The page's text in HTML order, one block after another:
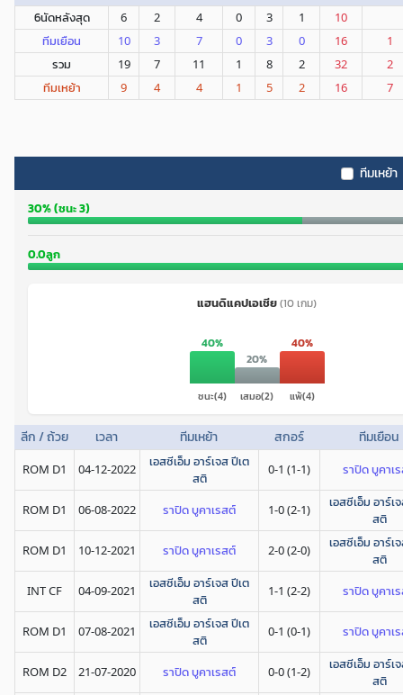
6นัดหลังสุด 6 2 4 0 3 1 10
ทีมเยือน 10 3 7 0 3 0 16 1
รวม 19 7 11 1 8 2 32 2
ทีมเหย้า 9 4 4 1 5 2 16 7
ทีมเหย้า
30% (ชนะ 3)
0.0ลูก
แฮนดิแคปเอเชีย(10 เกม)
40%
ชนะ(4)
20%
เสมอ(2)
40%
แพ้(4)
ลีก / ถ้วย เวลา ทีมเหย้า สกอร์ ทีมเยือน
ROM D1 04-12-2022
เอสซีเอ็ม อาร์เจส ปีเต
สติ
0-1 (1-1) ราปิด บูคาเ
ROM D1 06-08-2022 ราปิด บูคาเรสต์ 1-0 (2-1)
เอสซีเอ็ม อาร์เ
สติ
ROM D1 10-12-2021 ราปิด บูคาเรสต์ 2-0 (2-0)
เอสซีเอ็ม อาร์เ
สติ
INT CF 04-09-2021
เอสซีเอ็ม อาร์เจส ปีเต
สติ
1-1 (2-2) ราปิด บูคาเ
ROM D1 07-08-2021
เอสซีเอ็ม อาร์เจส ปีเต
สติ
0-1 (0-1) ราปิด บูคาเ
ROM D2 21-07-2020 ราปิด บูคาเรสต์ 0-0 (1-2)
เอสซีเอ็ม อาร์เ
สติ